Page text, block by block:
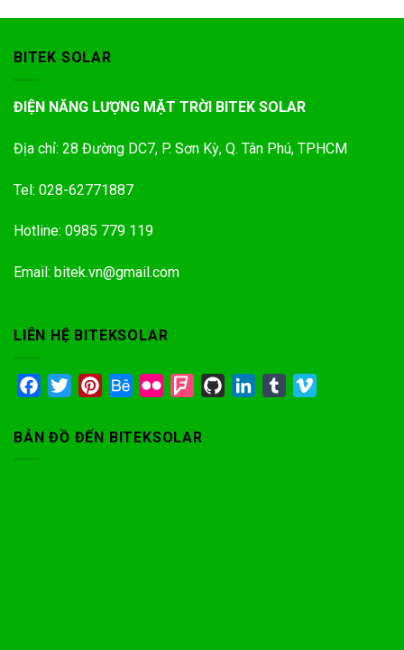
BITEK SOLAR
ĐIỆN NĂNG LƯỢNG MẶT TRỜI BITEK SOLAR
Địa chỉ: 28 Đường DC7, P. Sơn Kỳ, Q. Tân Phú, TPHCM
Tel: 028-62771887
Hotline: 0985 779 119
Email: bitek.vn@gmail.com
LIÊN HỆ BITEKSOLAR
FacebookTwitterPinterestBehance
Flickr Foursquare
GitHub LinkedIn
Tumblr
BẢN ĐỒ ĐẾN BITEKSOLAR